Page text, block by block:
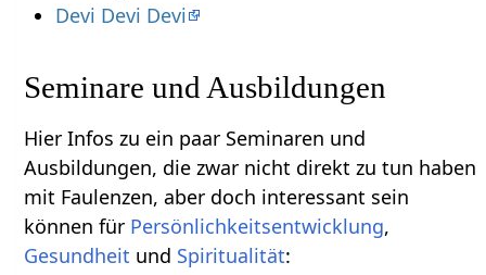
Devi Devi Devi
Seminare und Ausbildungen
Hier Infos zu ein paar Seminaren und
Ausbildungen, die zwar nicht direkt zu tun haben
mit Faulenzen‏‎, aber doch interessant sein
können für Persönlichkeitsentwicklung,
Gesundheit und Spiritualität: